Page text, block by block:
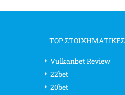
TOP ΣΤΟΙΧΗΜΑΤΙΚΕΣ
Vulkanbet Review
22bet
20bet